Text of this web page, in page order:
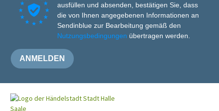
ausfüllen und absenden, bestätigen Sie, dass
die von Ihnen angegebenen Informationen an
Sendinblue zur Bearbeitung gemäß den
Nutzungsbedingungen übertragen werden.
ANMELDEN